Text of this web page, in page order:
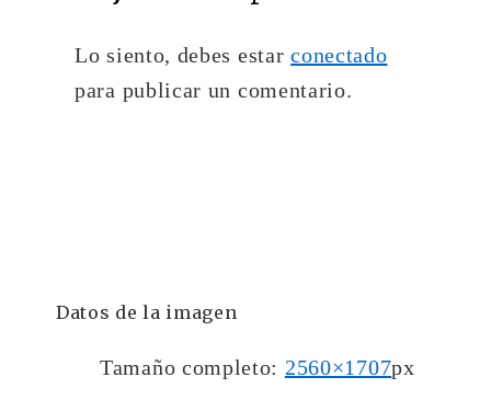
Lo siento, debes estarconectado
para publicar un comentario.
Datos de la imagen
Tamaño completo: 2560×1707px